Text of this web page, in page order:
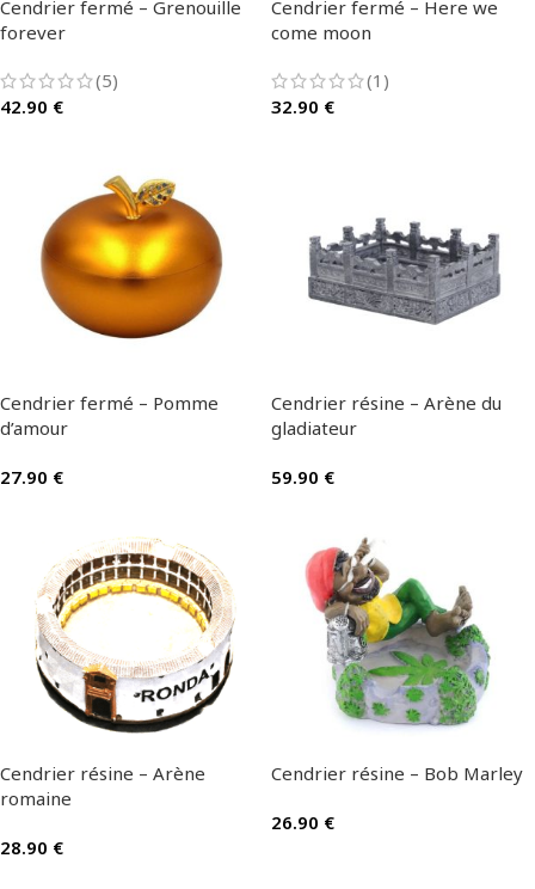
Cendrier fermé – Grenouille
forever
(5)
42.90 €
Cendrier fermé – Here we
come moon
(1)
32.90 €
Cendrier fermé – Pomme
d’amour
27.90 €
Cendrier résine – Arène du
gladiateur
59.90 €
Cendrier résine – Arène
romaine
28.90 €
Cendrier résine – Bob Marley
26.90 €